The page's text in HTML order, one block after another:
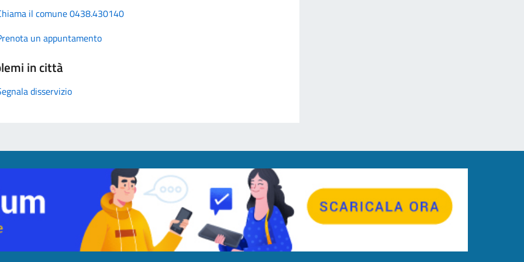
il comune 0438.430140
un appuntamento
in città
disservizio